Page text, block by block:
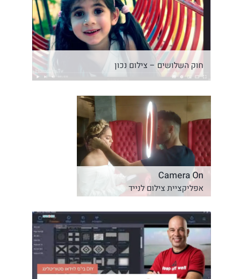
חוק השלושים – צילום נכון
Camera On
אפליקציית צילום לנייד